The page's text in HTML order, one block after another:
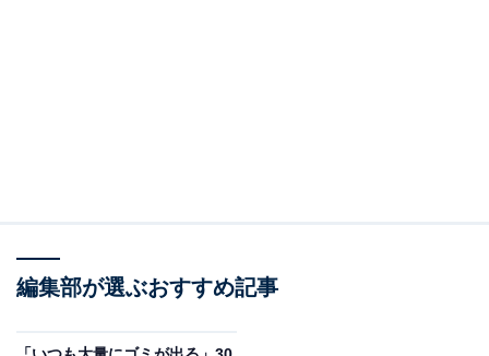
編集部が選ぶおすすめ記事